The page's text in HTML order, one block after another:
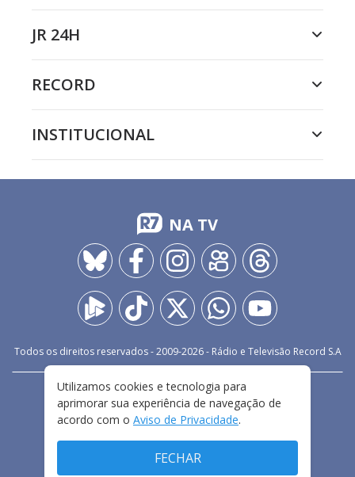
JR 24H
RECORD
INSTITUCIONAL
NA TV
Todos os direitos reservados - 2009-2026- Rádio e Televisão Record S.A
FALE CONOSCO
PRIVACIDADE
TERMOS E CONDIÇÕES DE USO
Utilizamos cookies e tecnologia para
aprimorar sua experiência de navegação de
acordo com o Aviso de Privacidade.
FECHAR